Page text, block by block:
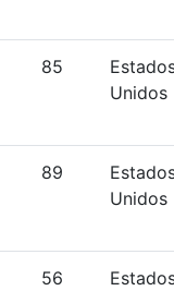
85
Unidos
89
Unidos
56